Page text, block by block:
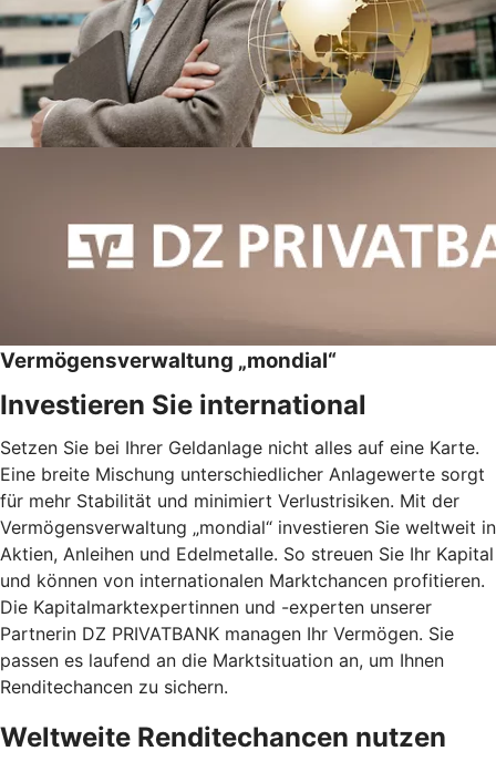
Vermögensverwaltung „mondial“
Investieren Sie international
Setzen Sie bei Ihrer Geldanlage nicht alles auf eine Karte.
Eine breite Mischung unterschiedlicher Anlagewerte sorgt
für mehr Stabilität und minimiert Verlustrisiken. Mit der
Vermögensverwaltung „mondial“ investieren Sie weltweit in
Aktien, Anleihen und Edelmetalle. So streuen Sie Ihr Kapital
und können von internationalen Marktchancen profitieren.
Die Kapitalmarktexpertinnen und -experten unserer
Partnerin DZ PRIVATBANK managen Ihr Vermögen. Sie
passen es laufend an die Marktsituation an, um Ihnen
Renditechancen zu sichern.
Weltweite Renditechancen nutzen